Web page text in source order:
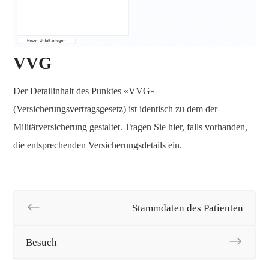
VVG
Der Detailinhalt des Punktes «VVG»
(Versicherungsvertragsgesetz) ist identisch zu dem der
Militärversicherung gestaltet. Tragen Sie hier, falls vorhanden,
die entsprechenden Versicherungsdetails ein.
Stammdaten des Patienten
Besuch